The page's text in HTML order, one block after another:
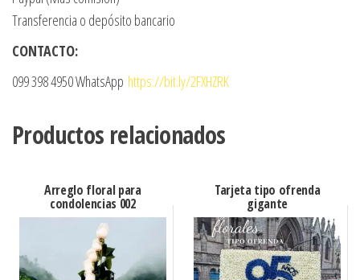
Transferencia o depósito bancario
CONTACTO:
099 398 4950 WhatsApp https://bit.ly/2FXHZRK
Productos relacionados
Arreglo floral para
condolencias 002
Tarjeta tipo ofrenda
gigante